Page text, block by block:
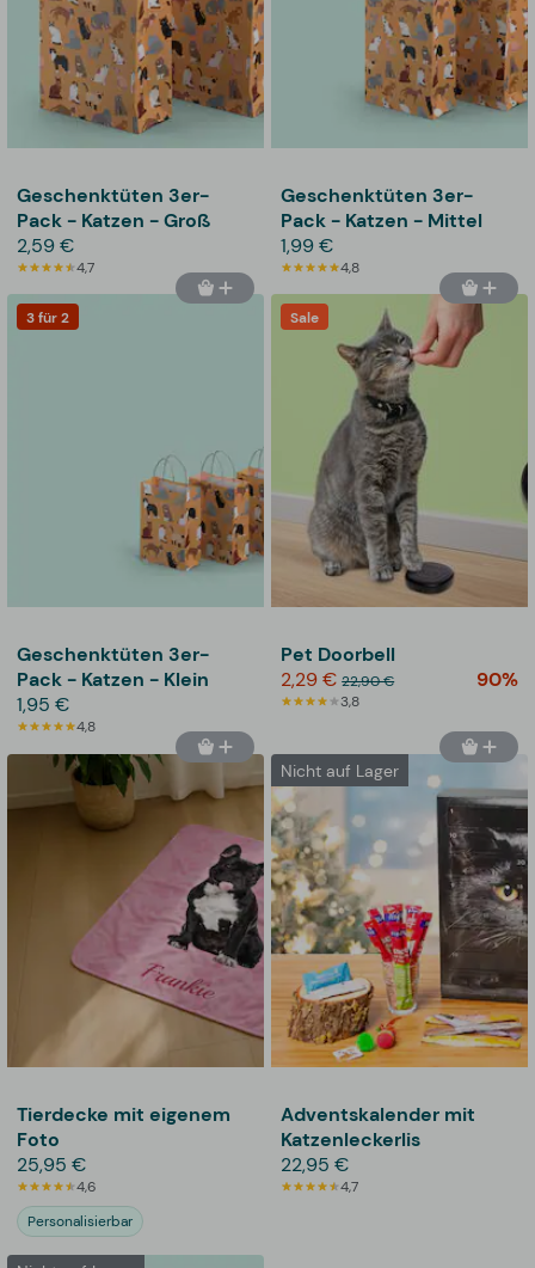
Geschenktüten 3er-
Pack - Katzen - Groß
2,59 €
4,7
Geschenktüten 3er-
Pack - Katzen - Mittel
1,99 €
4,8
3 für 2
Geschenktüten 3er-
Pack - Katzen - Klein
1,95 €
4,8
Sale
Pet Doorbell
2,29 € 22,90 € 90%
3,8
Tierdecke mit eigenem
Foto
25,95 €
4,6
Personalisierbar
Nicht auf Lager
Adventskalender mit
Katzenleckerlis
22,95 €
4,7